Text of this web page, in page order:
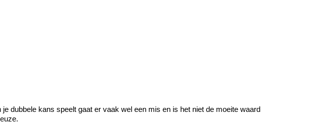
je dubbele kans speelt gaat er vaak wel een mis en is het niet de moeite waard